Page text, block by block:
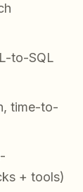
to-SQL
time-to-
+ tools)